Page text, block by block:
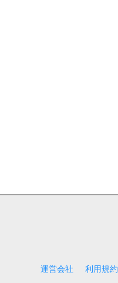
運営会社 利用規約